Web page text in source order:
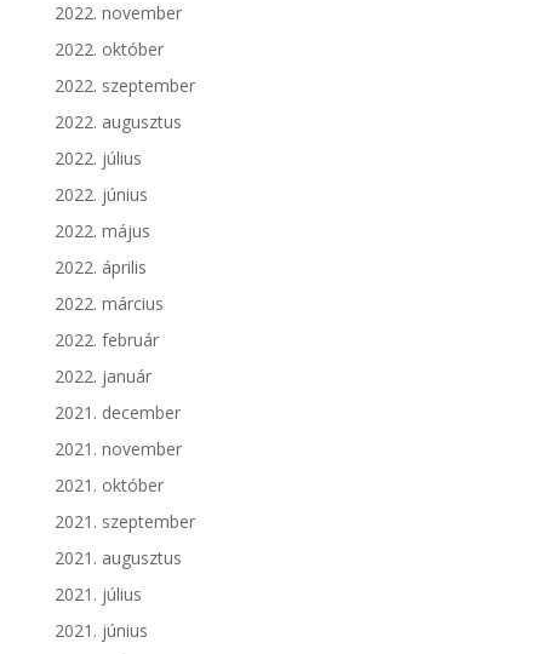
2022. november
2022. október
2022. szeptember
2022. augusztus
2022. július
2022. június
2022. május
2022. április
2022. március
2022. február
2022. január
2021. december
2021. november
2021. október
2021. szeptember
2021. augusztus
2021. július
2021. június